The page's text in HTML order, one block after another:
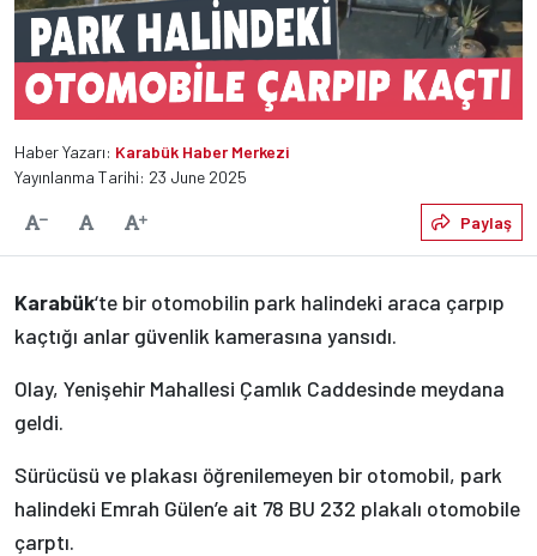
Haber Yazarı: Karabük Haber Merkezi
Yayınlanma Tarihi: 23 June 2025
Yazıyı KüçültVarsayılanYazıyı Büyüt Paylaş
Karabük‘te bir otomobilin park halindeki araca çarpıp
kaçtığı anlar güvenlik kamerasına yansıdı.
Olay, Yenişehir Mahallesi Çamlık Caddesinde meydana
geldi.
Sürücüsü ve plakası öğrenilemeyen bir otomobil, park
halindeki Emrah Gülen’e ait 78 BU 232 plakalı otomobile
çarptı.